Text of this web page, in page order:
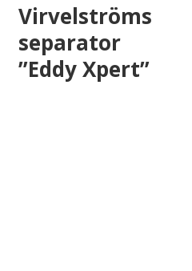
Virvelströms
separator
”Eddy Xpert”